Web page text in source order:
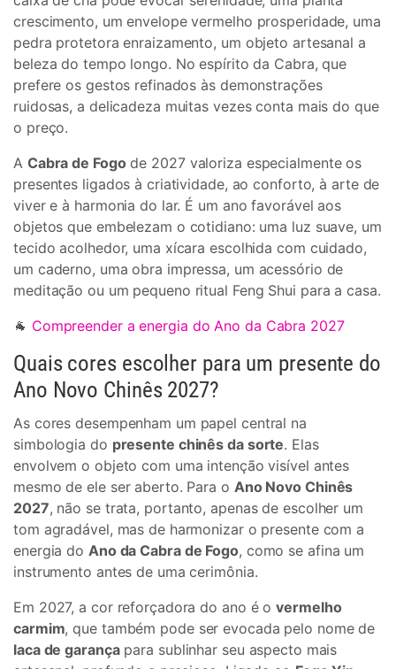
crescimento, um envelope vermelho prosperidade, uma
pedra protetora enraizamento, um objeto artesanal a
beleza do tempo longo. No espírito da Cabra, que
prefere os gestos refinados às demonstrações
ruidosas, a delicadeza muitas vezes conta mais do que
o preço.
A Cabra de Fogode 2027 valoriza especialmente os
presentes ligados à criatividade, ao conforto, à arte de
viver e à harmonia do lar. É um ano favorável aos
objetos que embelezam o cotidiano: uma luz suave, um
tecido acolhedor, uma xícara escolhida com cuidado,
um caderno, uma obra impressa, um acessório de
meditação ou um pequeno ritual Feng Shui para a casa.
🐐 Compreender a energia do Ano da Cabra 2027
Quais cores escolher para um presente do
Ano Novo Chinês 2027?
As cores desempenham um papel central na
simbologia do presente chinês da sorte. Elas
envolvem o objeto com uma intenção visível antes
mesmo de ele ser aberto. Para o Ano Novo Chinês
2027, não se trata, portanto, apenas de escolher um
tom agradável, mas de harmonizar o presente com a
energia do Ano da Cabra de Fogo, como se afina um
instrumento antes de uma cerimônia.
Em 2027, a cor reforçadora do ano é overmelho
carmim, que também pode ser evocada pelo nome de
laca de garançapara sublinhar seu aspecto mais